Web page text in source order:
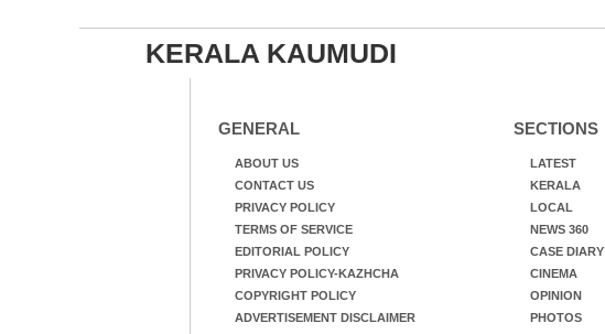
KERALA KAUMUDI
GENERAL
ABOUT US
CONTACT US
PRIVACY POLICY
TERMS OF SERVICE
EDITORIAL POLICY
PRIVACY POLICY-KAZHCHA
COPYRIGHT POLICY
ADVERTISEMENT DISCLAIMER
SECTIONS
LATEST
KERALA
LOCAL
NEWS 360
CASE DIARY
CINEMA
OPINION
PHOTOS